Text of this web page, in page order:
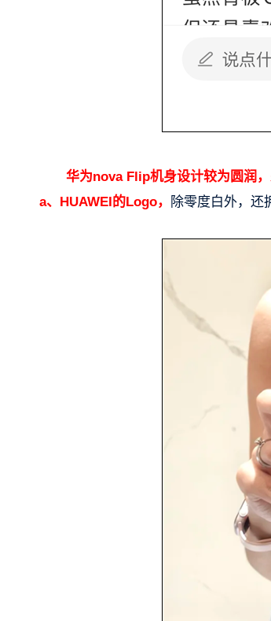
华为nova Flip机身设计较为圆润
a、HUAWEI的Logo，
除零度白外，还